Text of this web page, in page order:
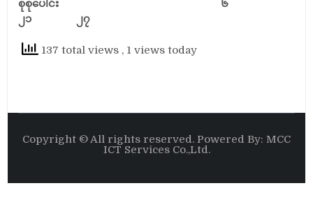
စုစုပေါင်း ၆
၂၁ ၂၇
137 total views , 1 views today
Copyright © All rights reserved. Powered By: MCC
ICT Services Co.,Ltd.